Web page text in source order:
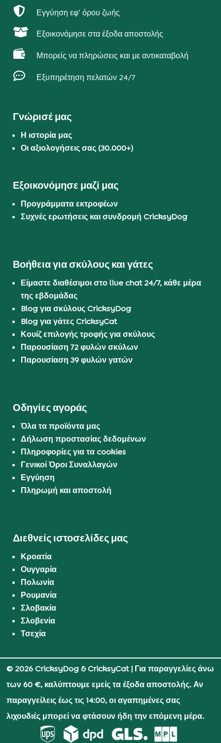
 Εγγύηση εφ’ όρου ζωής
 Εξοικονόμησε στα έξοδα αποστολής
 Μπορείς να πληρώσεις και με αντικαταβολή
 Εξυπηρέτηση πελατών 24/7
Γνώρισέ μας
Η ιστορία μας
Οι αξιολογήσεις σας (30.000+)
Εξοικονόμησε μαζί μας
Προγράμματα εκτροφέων
Συχνές ερωτήσεις και συνδρομή CricksyDog
Βοήθεια για σκύλους και γάτες
Είμαστε διαθέσιμοι στο live chat 24/7, κάθε μέρα
της εβδομάδας
Blog για σκύλους CricksyDog
Blog για γάτες CricksyCat
Κουίζ επιλογής τροφής για σκύλους
Παρουσίαση 72 φυλών σκύλων
Παρουσίαση 39 φυλών γατών
Οδηγίες αγοράς
Όλα τα προϊόντα μας
Δήλωση προστασίας δεδομένων
Πληροφορίες για τα cookies
Γενικοί Όροι Συναλλαγών
Εγγύηση
Πληρωμή και αποστολή
Διεθνείς ιστοσελίδες μας
Κροατία
Ουγγαρία
Πολωνία
Ρουμανία
Σλοβακία
Σλοβενία
Τσεχία
© 2026 CricksyDog & CricksyCat| Για παραγγελίες άνω
των 60 €, καλύπτουμε εμείς τα έξοδα αποστολής. Αν
παραγγείλεις έως τις 14:00, οι αγαπημένες σας
λιχουδιές μπορεί να φτάσουν ήδη την επόμενη μέρα.